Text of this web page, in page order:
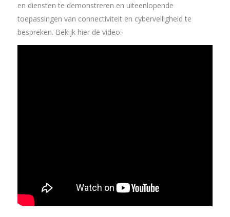
en diensten te demonstreren en uiteenlopende
toepassingen van connectiviteit en cyberveiligheid te
bespreken. Bekijk hier de video: